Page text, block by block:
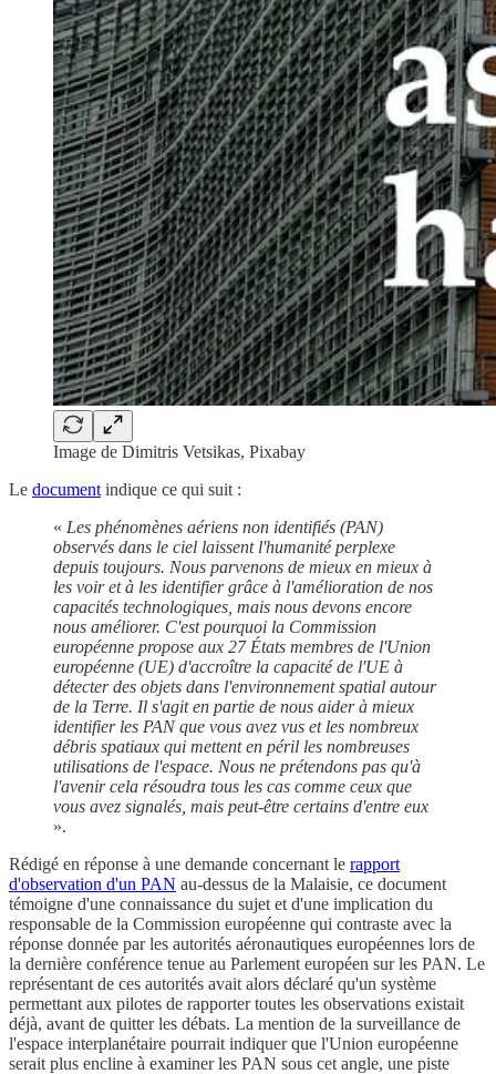
Image de Dimitris Vetsikas, Pixabay
Le document indique ce qui suit :
« Les phénomènes aériens non identifiés (PAN)
observés dans le ciel laissent l'humanité perplexe
depuis toujours. Nous parvenons de mieux en mieux à
les voir et à les identifier grâce à l'amélioration de nos
capacités technologiques, mais nous devons encore
nous améliorer. C'est pourquoi la Commission
européenne propose aux 27 États membres de l'Union
européenne (UE) d'accroître la capacité de l'UE à
détecter des objets dans l'environnement spatial autour
de la Terre. Il s'agit en partie de nous aider à mieux
identifier les PAN que vous avez vus et les nombreux
débris spatiaux qui mettent en péril les nombreuses
utilisations de l'espace. Nous ne prétendons pas qu'à
l'avenir cela résoudra tous les cas comme ceux que
vous avez signalés, mais peut-être certains d'entre eux
».
Rédigé en réponse à une demande concernant le rapport
d'observation d'un PAN au-dessus de la Malaisie, ce document
témoigne d'une connaissance du sujet et d'une implication du
responsable de la Commission européenne qui contraste avec la
réponse donnée par les autorités aéronautiques européennes lors de
la dernière conférence tenue au Parlement européen sur les PAN. Le
représentant de ces autorités avait alors déclaré qu'un système
permettant aux pilotes de rapporter toutes les observations existait
déjà, avant de quitter les débats. La mention de la surveillance de
l'espace interplanétaire pourrait indiquer que l'Union européenne
serait plus encline à examiner les PAN sous cet angle, une piste